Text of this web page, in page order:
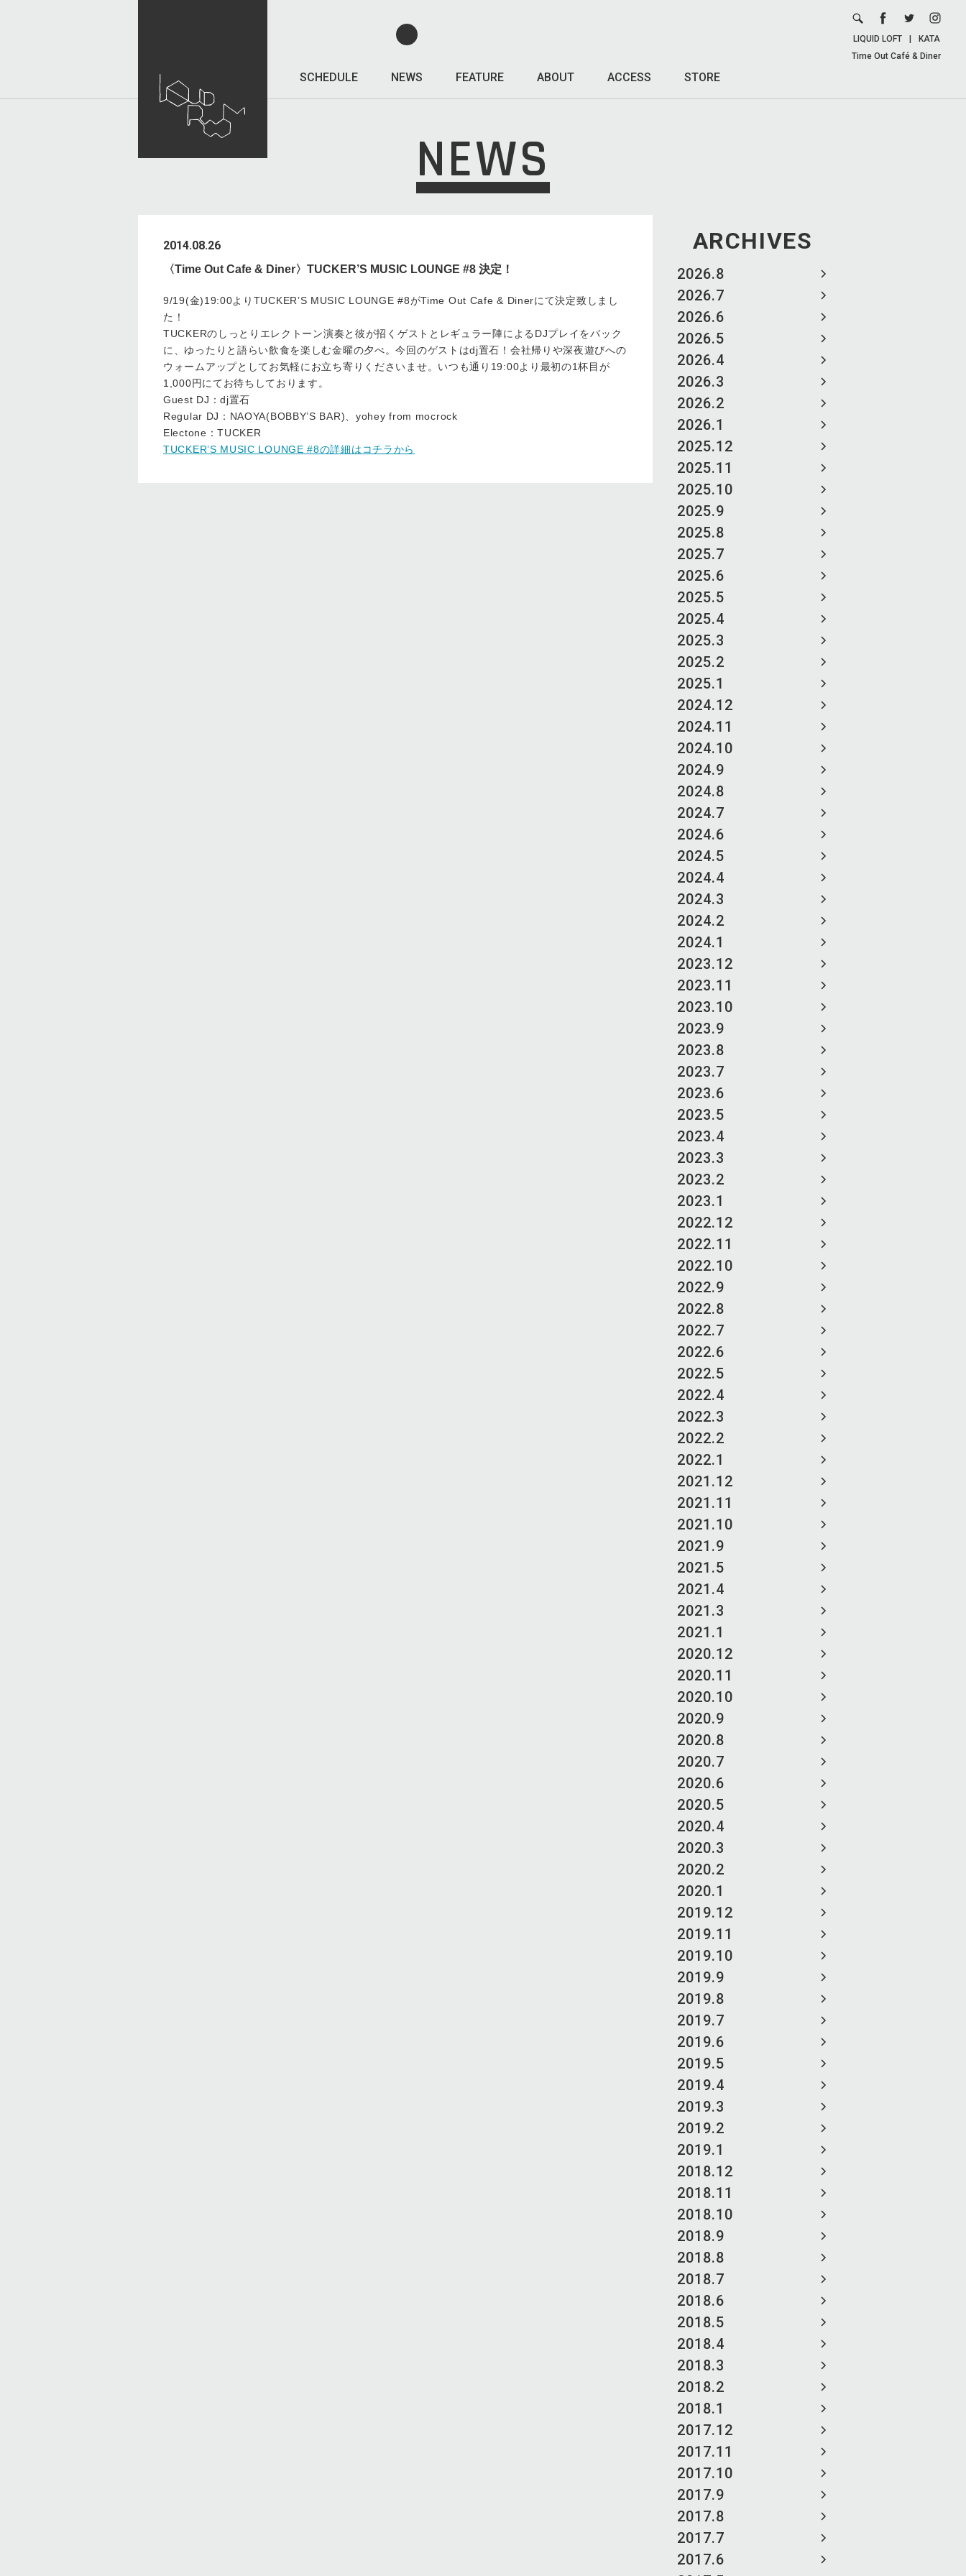
SCHEDULE NEWS FEATURE ABOUT ACCESS STORE
LIQUID LOFT
KATA
Time Out Café & Diner
NEWS
ARCHIVES
2026.8
2026.7
2026.6
2026.5
2026.4
2026.3
2026.2
2026.1
2025.12
2025.11
2025.10
2025.9
2025.8
2025.7
2025.6
2025.5
2025.4
2025.3
2025.2
2025.1
2024.12
2024.11
2024.10
2024.9
2024.8
2024.7
2024.6
2024.5
2024.4
2024.3
2024.2
2024.1
2023.12
2023.11
2023.10
2023.9
2023.8
2023.7
2023.6
2023.5
2023.4
2023.3
2023.2
2023.1
2022.12
2022.11
2022.10
2022.9
2022.8
2022.7
2022.6
2022.5
2022.4
2022.3
2022.2
2022.1
2021.12
2021.11
2021.10
2021.9
2021.5
2021.4
2021.3
2021.1
2020.12
2020.11
2020.10
2020.9
2020.8
2020.7
2020.6
2020.5
2020.4
2020.3
2020.2
2020.1
2019.12
2019.11
2019.10
2019.9
2019.8
2019.7
2019.6
2019.5
2019.4
2019.3
2019.2
2019.1
2018.12
2018.11
2018.10
2018.9
2018.8
2018.7
2018.6
2018.5
2018.4
2018.3
2018.2
2018.1
2017.12
2017.11
2017.10
2017.9
2017.8
2017.7
2017.6
2014.08.26
〈Time Out Cafe & Diner〉TUCKER’S MUSIC LOUNGE #8 決定！
9/19(金)19:00よりTUCKER’S MUSIC LOUNGE #8がTime Out Cafe & Dinerにて決定致しまし
た！
TUCKERのしっとりエレクトーン演奏と彼が招くゲストとレギュラー陣によるDJプレイをバック
に、ゆったりと語らい飲食を楽しむ金曜の夕べ。今回のゲストはdj置石！会社帰りや深夜遊びへの
ウォームアップとしてお気軽にお立ち寄りくださいませ。いつも通り19:00より最初の1杯目が
1,000円にてお待ちしております。
Guest DJ：dj置石
Regular DJ：NAOYA(BOBBY’S BAR)、yohey from mocrock
Electone：TUCKER
TUCKER’S MUSIC LOUNGE #8の詳細はコチラから